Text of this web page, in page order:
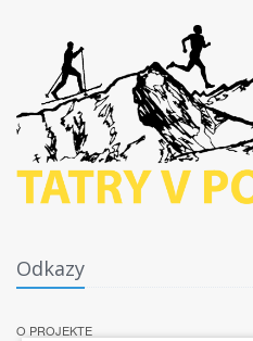
Odkazy
O PROJEKTE